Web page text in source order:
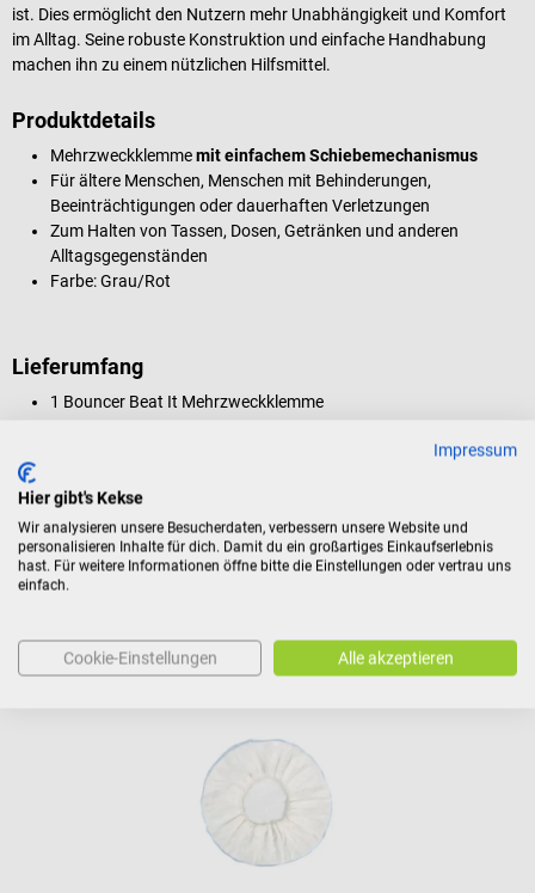
ist. Dies ermöglicht den Nutzern mehr Unabhängigkeit und Komfort
im Alltag. Seine robuste Konstruktion und einfache Handhabung
machen ihn zu einem nützlichen Hilfsmittel.
Produktdetails
Mehrzweckklemmemit einfachem Schiebemechanismus
Für ältere Menschen, Menschen mit Behinderungen,
Beeinträchtigungen oder dauerhaften Verletzungen
Zum Halten von Tassen, Dosen, Getränken und anderen
Alltagsgegenständen
Farbe: Grau/Rot
Lieferumfang
1 Bouncer Beat It Mehrzweckklemme
Produktidentifikation
Bewertungen
Ähnliche Produkte
Impressum
Hier gibt's Kekse
Wir analysieren unsere Besucherdaten, verbessern unsere Website und
personalisieren Inhalte für dich. Damit du ein großartiges Einkaufserlebnis
hast. Für weitere Informationen öffne bitte die Einstellungen oder vertrau uns
einfach.
Cookie-Einstellungen Alle akzeptieren